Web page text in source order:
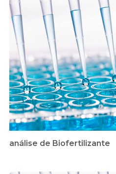
análise de Biofertilizante